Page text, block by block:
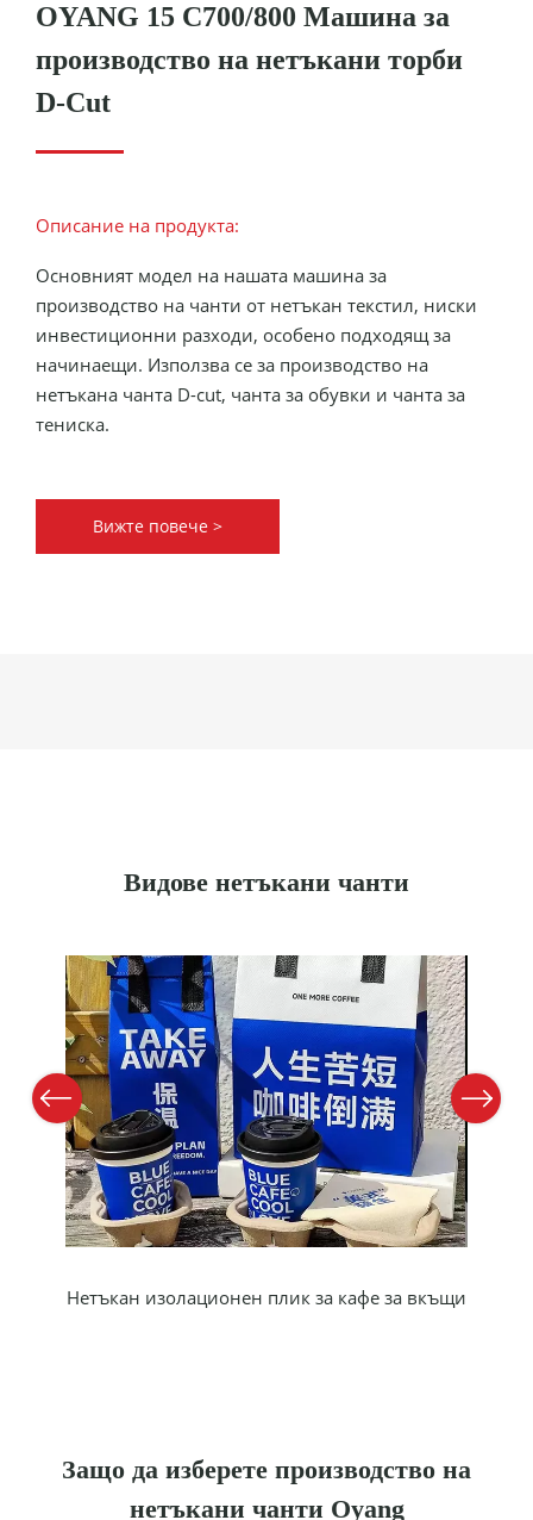
OYANG 15 C700/800 Машина за
производство на нетъкани торби
D-Cut
Описание на продукта:
Основният модел на нашата машина за
производство на чанти от нетъкан текстил, ниски
инвестиционни разходи, особено подходящ за
начинаещи. Използва се за производство на
нетъкана чанта D-cut, чанта за обувки и чанта за
тениска.
Вижте повече >
Видове нетъкани чанти
Previous Next
Защо да изберете производство на
нетъкани чанти Oyang